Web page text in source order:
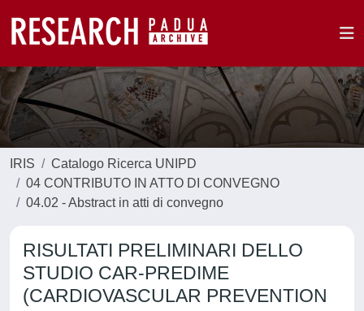
IRIS
Catalogo Ricerca UNIPD
04 CONTRIBUTO IN ATTO DI CONVEGNO
04.02 - Abstract in atti di convegno
RISULTATI PRELIMINARI DELLO
STUDIO CAR-PREDIME
(CARDIOVASCULAR PREVENTION